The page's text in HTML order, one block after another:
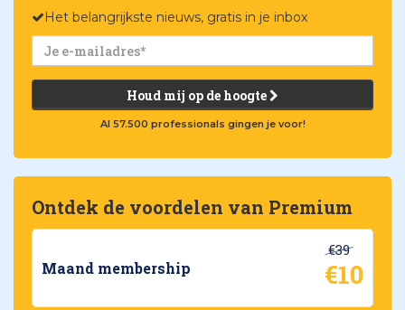
Het belangrijkste nieuws, gratis in je inbox
Houd mij op de hoogte
Al 57.500 professionals gingen je voor!
Ontdek de voordelen van Premium
Maand membership
€39
€10